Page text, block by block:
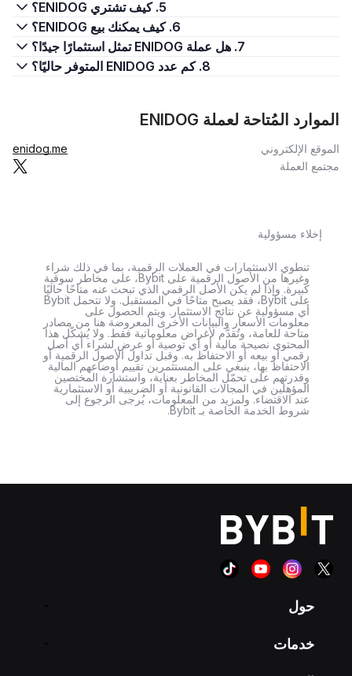
5. كيف تشتري ENIDOG؟
6. كيف يمكنك بيع ENIDOG؟
7. هل عملة ENIDOG تمثل استثمارًا جيدًا؟
8. كم عدد ENIDOG المتوفر حاليًا؟
الموارد المُتاحة لعملة ENIDOG
الموقع الإلكتروني
enidog.me
مجتمع العملة
إخلاء مسؤولية
تنطوي الاستثمارات في العملات الرقمية، بما في ذلك شراء
وغيرها من الأصول الرقمية على Bybit، على مخاطر سوقية
كبيرة. وإذا لم يكن الأصل الرقمي الذي تبحث عنه متاحًا حاليًا
على Bybit، فقد يصبح متاحًا في المستقبل. ولا تتحمل Bybit
أي مسؤولية عن نتائج الاستثمار. ويتم الحصول على
معلومات الأسعار والبيانات الأخرى المعروضة هنا من مصادر
متاحة للعامة، وتُقدَّم لأغراض معلوماتية فقط. ولا يُشكّل هذا
المحتوى نصيحة مالية أو أي توصية أو عرض لشراء أي أصل
رقمي أو بيعه أو الاحتفاظ به. وقبل تداول الأصول الرقمية أو
الاحتفاظ بها، ينبغي على المستثمرين تقييم أوضاعهم المالية
وقدرتهم على تحمّل المخاطر بعناية، واستشارة المختصين
المؤهلين في المجالات القانونية أو الضريبية أو الاستثمارية
عند الاقتضاء. ولمزيد من المعلومات، يُرجى الرجوع إلى
شروط الخدمة الخاصة بـ Bybit.
حول
خدمات